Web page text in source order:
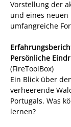
Vorstellung der
und eines
umfangreiche
Persönliche
(FireToolBox)
Ein Blick über
verheerende
Portugals. Was
lernen?